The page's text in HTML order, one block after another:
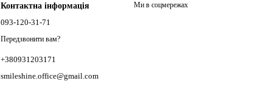
Контактна інформація
093-120-31-71
Передзвонити вам?
+380931203171
smileshine.office@gmail.com
Ми в соцмережах